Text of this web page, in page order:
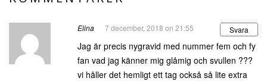
Elina 7 december, 2018 on 21:55 Svara
Jag är precis nygravid med nummer fem och fy
fan vad jag känner mig glåmig och svullen ???
vi håller det hemligt ett tag också så lite extra